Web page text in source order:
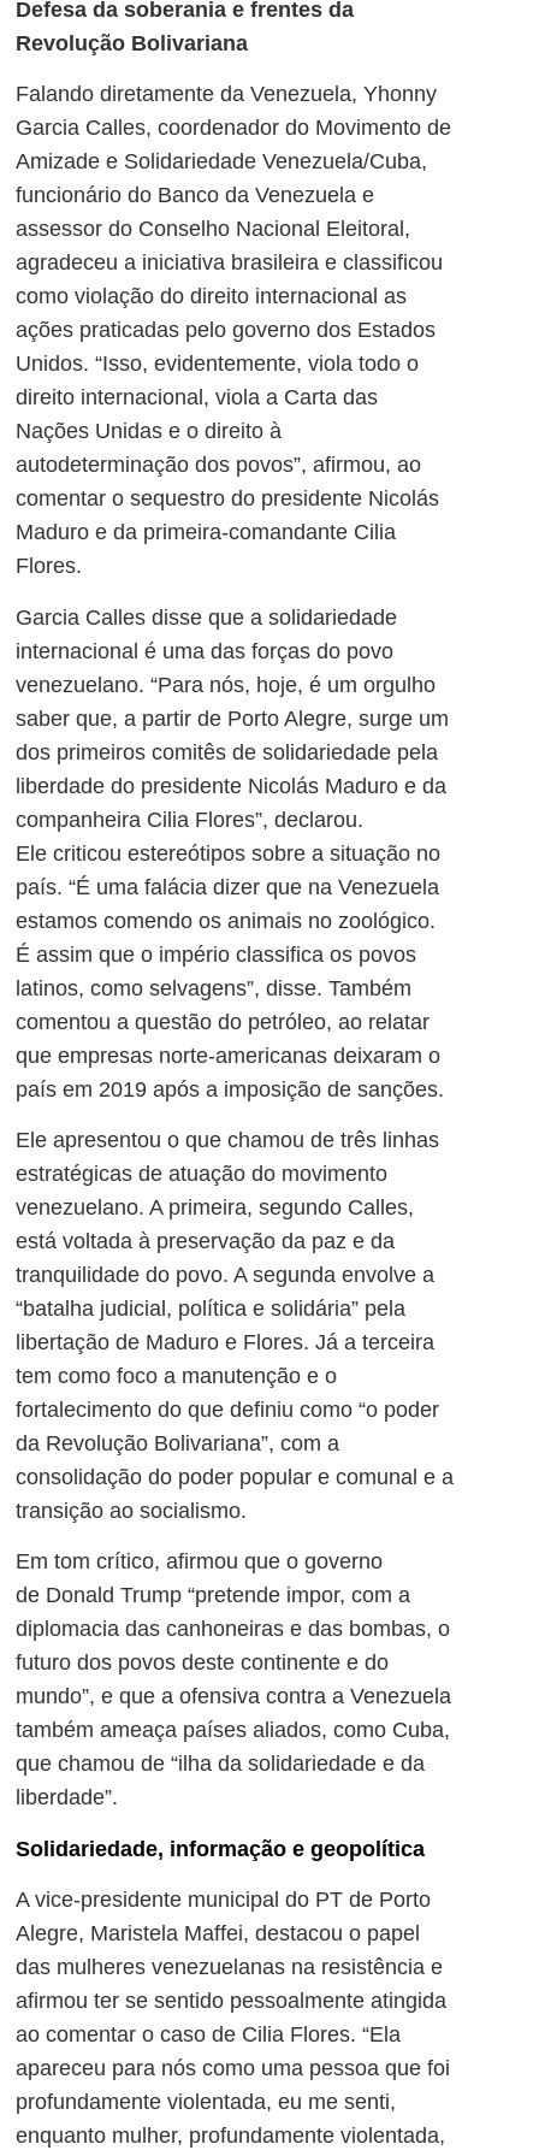
Defesa da soberania e frentes da
Revolução Bolivariana
Falando diretamente da Venezuela, Yhonny
Garcia Calles, coordenador do Movimento de
Amizade e Solidariedade Venezuela/Cuba,
funcionário do Banco da Venezuela e
assessor do Conselho Nacional Eleitoral,
agradeceu a iniciativa brasileira e classificou
como violação do direito internacional as
ações praticadas pelo governo dos Estados
Unidos. “Isso, evidentemente, viola todo o
direito internacional, viola a Carta das
Nações Unidas e o direito à
autodeterminação dos povos”, afirmou, ao
comentar o sequestro do presidente Nicolás
Maduro e da primeira-comandante Cilia
Flores.
Garcia Calles disse que a solidariedade
internacional é uma das forças do povo
venezuelano. “Para nós, hoje, é um orgulho
saber que, a partir de Porto Alegre, surge um
dos primeiros comitês de solidariedade pela
liberdade do presidente Nicolás Maduro e da
companheira Cilia Flores”, declarou.
Ele criticou estereótipos sobre a situação no
país. “É uma falácia dizer que na Venezuela
estamos comendo os animais no zoológico.
É assim que o império classifica os povos
latinos, como selvagens”, disse. Também
comentou a questão do petróleo, ao relatar
que empresas norte-americanas deixaram o
país em 2019 após a imposição de sanções.
Ele apresentou o que chamou de três linhas
estratégicas de atuação do movimento
venezuelano. A primeira, segundo Calles,
está voltada à preservação da paz e da
tranquilidade do povo. A segunda envolve a
“batalha judicial, política e solidária” pela
libertação de Maduro e Flores. Já a terceira
tem como foco a manutenção e o
fortalecimento do que definiu como “o poder
da Revolução Bolivariana”, com a
consolidação do poder popular e comunal e a
transição ao socialismo.
Em tom crítico, afirmou que o governo
de Donald Trump “pretende impor, com a
diplomacia das canhoneiras e das bombas, o
futuro dos povos deste continente e do
mundo”, e que a ofensiva contra a Venezuela
também ameaça países aliados, como Cuba,
que chamou de “ilha da solidariedade e da
liberdade”.
Solidariedade, informação e geopolítica
A vice-presidente municipal do PT de Porto
Alegre, Maristela Maffei, destacou o papel
das mulheres venezuelanas na resistência e
afirmou ter se sentido pessoalmente atingida
ao comentar o caso de Cilia Flores. “Ela
apareceu para nós como uma pessoa que foi
profundamente violentada, eu me senti,
enquanto mulher, profundamente violentada,